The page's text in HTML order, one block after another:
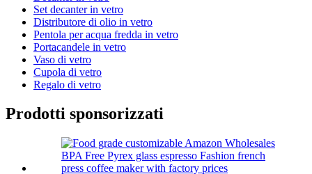
Set decanter in vetro
Distributore di olio in vetro
Pentola per acqua fredda in vetro
Portacandele in vetro
Vaso di vetro
Cupola di vetro
Regalo di vetro
Prodotti sponsorizzati